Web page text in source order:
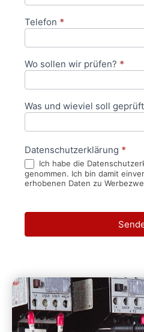
Telefon *
Wo sollen wir prüfen? *
Was und wieviel soll
Datenschutzerklärung *
Ich habe die
genommen. Ich bin damit
erhobenen Daten zu